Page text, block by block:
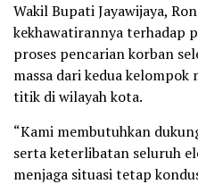
Wakil Bupati Jayawijaya,
kekhawatirannya terhadap
proses pencarian korban
massa dari kedua
titik di wilayah kota.
“Kami membutuhkan
serta keterlibatan seluruh
menjaga situasi tetap